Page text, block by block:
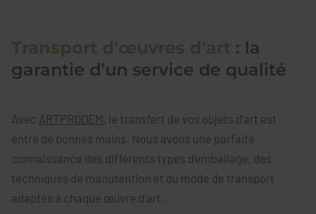
Transport d'œuvres d'art : la
garantie d’un service de qualité
Avec ARTPRODEM , le transfert de vos objets d’art est
entre de bonnes mains. Nous avons une parfaite
connaissance des différents types d’emballage, des
techniques de manutention et du mode de transport
adaptés à chaque œuvre d’art.